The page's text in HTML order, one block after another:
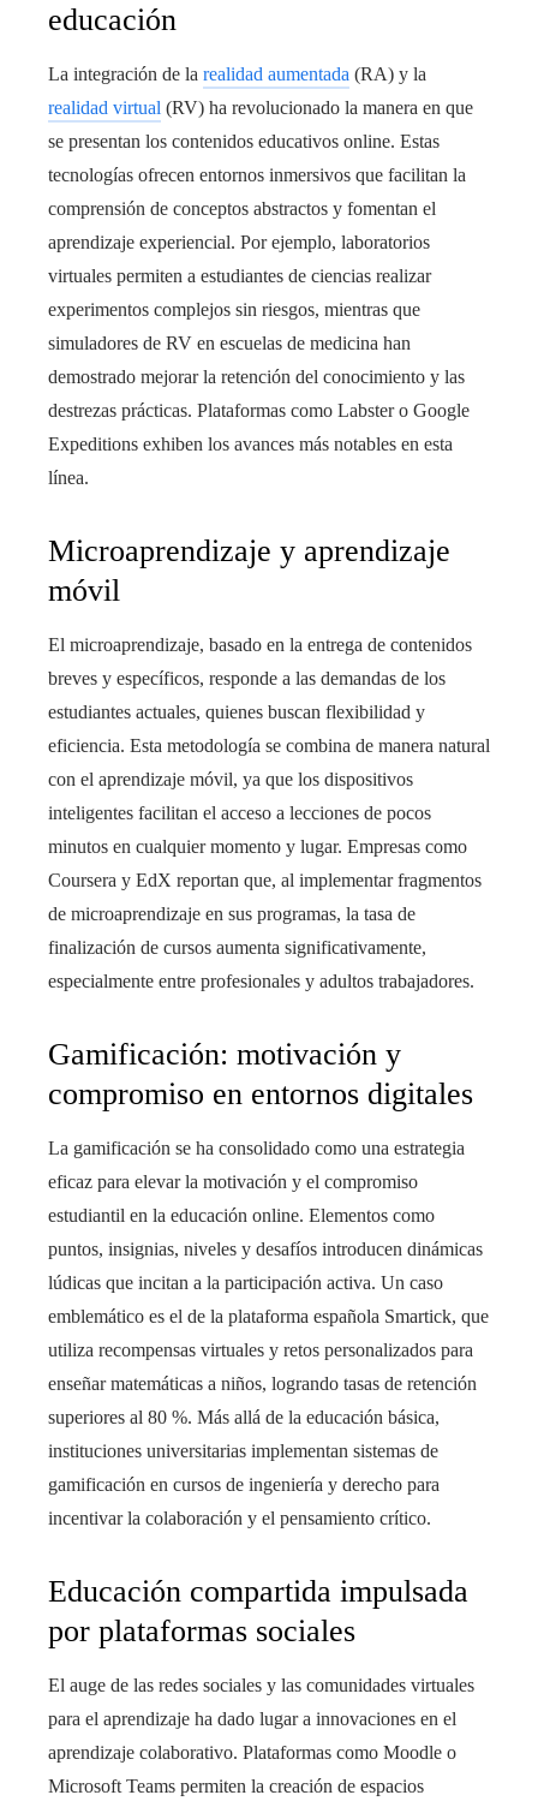
educación
La integración de la realidad aumentada (RA) y la
realidad virtual (RV) ha revolucionado la manera en que
se presentan los contenidos educativos online. Estas
tecnologías ofrecen entornos inmersivos que facilitan la
comprensión de conceptos abstractos y fomentan el
aprendizaje experiencial. Por ejemplo, laboratorios
virtuales permiten a estudiantes de ciencias realizar
experimentos complejos sin riesgos, mientras que
simuladores de RV en escuelas de medicina han
demostrado mejorar la retención del conocimiento y las
destrezas prácticas. Plataformas como Labster o Google
Expeditions exhiben los avances más notables en esta
línea.
Microaprendizaje y aprendizaje
móvil
El microaprendizaje, basado en la entrega de contenidos
breves y específicos, responde a las demandas de los
estudiantes actuales, quienes buscan flexibilidad y
eficiencia. Esta metodología se combina de manera natural
con el aprendizaje móvil, ya que los dispositivos
inteligentes facilitan el acceso a lecciones de pocos
minutos en cualquier momento y lugar. Empresas como
Coursera y EdX reportan que, al implementar fragmentos
de microaprendizaje en sus programas, la tasa de
finalización de cursos aumenta significativamente,
especialmente entre profesionales y adultos trabajadores.
Gamificación: motivación y
compromiso en entornos digitales
La gamificación se ha consolidado como una estrategia
eficaz para elevar la motivación y el compromiso
estudiantil en la educación online. Elementos como
puntos, insignias, niveles y desafíos introducen dinámicas
lúdicas que incitan a la participación activa. Un caso
emblemático es el de la plataforma española Smartick, que
utiliza recompensas virtuales y retos personalizados para
enseñar matemáticas a niños, logrando tasas de retención
superiores al 80 %. Más allá de la educación básica,
instituciones universitarias implementan sistemas de
gamificación en cursos de ingeniería y derecho para
incentivar la colaboración y el pensamiento crítico.
Educación compartida impulsada
por plataformas sociales
El auge de las redes sociales y las comunidades virtuales
para el aprendizaje ha dado lugar a innovaciones en el
aprendizaje colaborativo. Plataformas como Moodle o
Microsoft Teams permiten la creación de espacios